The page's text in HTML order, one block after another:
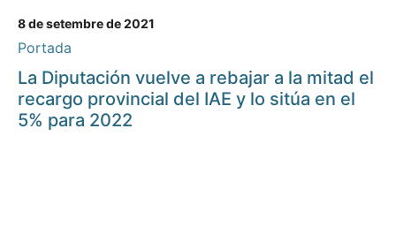
8 de setembre de 2021
Portada
La Diputación vuelve a rebajar a la mitad el
recargo provincial del IAE y lo sitúa en el
5% para 2022